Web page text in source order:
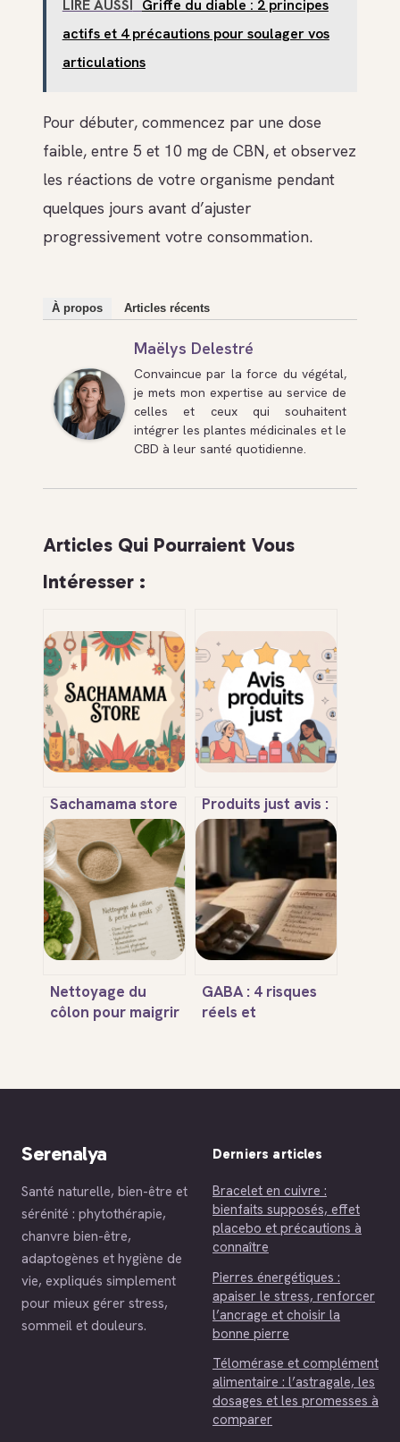
LIRE AUSSI Griffe du diable : 2 principes
actifs et 4 précautions pour soulager vos
articulations
Pour débuter, commencez par une dose
faible, entre 5 et 10 mg de CBN, et observez
les réactions de votre organisme pendant
quelques jours avant d’ajuster
progressivement votre consommation.
À propos Articles récents
Maëlys Delestré
Convaincue par la force du végétal,
je mets mon expertise au service de
celles et ceux qui souhaitent
intégrer les plantes médicinales et le
CBD à leur santé quotidienne.
Articles Qui Pourraient Vous
Intéresser :
Sachamama store
une boutique
engagée entre
artisanat, éthique
et amazon
Produits just avis :
ce qu’il faut
vraiment savoir
avant d’acheter
Nettoyage du
côlon pour maigrir
microbiote
GABA : 4 risques
réels et
sécurité
Serenalya
Santé naturelle, bien-être et
sérénité : phytothérapie,
chanvre bien-être,
adaptogènes et hygiène de
vie, expliqués simplement
pour mieux gérer stress,
sommeil et douleurs.
Derniers articles
Bracelet en cuivre :
bienfaits supposés, effet
placebo et précautions à
connaître
Pierres énergétiques :
apaiser le stress, renforcer
l’ancrage et choisir la
bonne pierre
Télomérase et complément
alimentaire : l’astragale, les
dosages et les promesses à
comparer